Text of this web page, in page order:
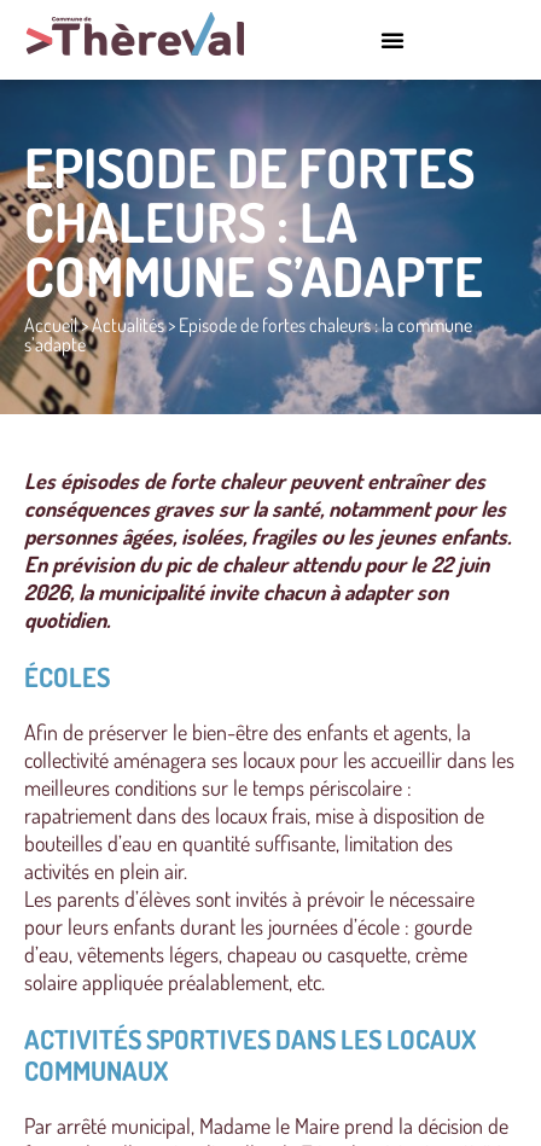
EPISODE DE FORTES
CHALEURS : LA
COMMUNE S’ADAPTE
Accueil>Actualités> Episode de fortes chaleurs : la commune
s’adapte
Les épisodes de forte chaleur peuvent entraîner des
conséquences graves sur la santé, notamment pour les
personnes âgées, isolées, fragiles ou les jeunes enfants.
En prévision du pic de chaleur attendu pour le 22 juin
2026, la municipalité invite chacun à adapter son
quotidien.
ÉCOLES
Afin de préserver le bien-être des enfants et agents, la
collectivité aménagera ses locaux pour les accueillir dans les
meilleures conditions sur le temps périscolaire :
rapatriement dans des locaux frais, mise à disposition de
bouteilles d’eau en quantité suffisante, limitation des
activités en plein air.
Les parents d’élèves sont invités à prévoir le nécessaire
pour leurs enfants durant les journées d’école : gourde
d’eau, vêtements légers, chapeau ou casquette, crème
solaire appliquée préalablement, etc.
ACTIVITÉS SPORTIVES DANS LES LOCAUX
COMMUNAUX
Par arrêté municipal, Madame le Maire prend la décision de